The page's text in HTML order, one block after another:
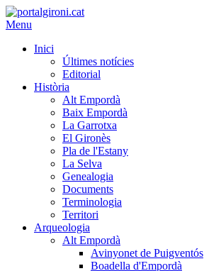
Menu
Inici
Últimes notícies
Editorial
Història
Alt Empordà
Baix Empordà
La Garrotxa
El Gironès
Pla de l'Estany
La Selva
Genealogia
Documents
Terminologia
Territori
Arqueologia
Alt Empordà
Avinyonet de Puigventós
Boadella d'Empordà